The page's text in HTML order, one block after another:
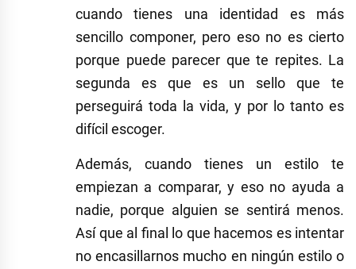
cuando tienes una identidad es más
sencillo componer, pero eso no es cierto
porque puede parecer que te repites. La
segunda es que es un sello que te
perseguirá toda la vida, y por lo tanto es
difícil escoger.
Además, cuando tienes un estilo te
empiezan a comparar, y eso no ayuda a
nadie, porque alguien se sentirá menos.
Así que al final lo que hacemos es intentar
no encasillarnos mucho en ningún estilo o